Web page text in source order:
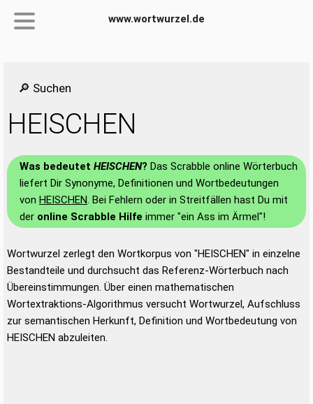
www.wortwurzel.de
🔎 Suchen
HEISCHEN
Was bedeutet HEISCHEN? Das Scrabble online Wörterbuch
liefert Dir Synonyme, Definitionen und Wortbedeutungen
von HEISCHEN. Bei Fehlern oder in Streitfällen hast Du mit
der online Scrabble Hilfe immer "ein Ass im Ärmel"!
Wortwurzel zerlegt den Wortkorpus von "HEISCHEN" in einzelne
Bestandteile und durchsucht das Referenz-Wörterbuch nach
Übereinstimmungen. Über einen mathematischen
Wortextraktions-Algorithmus versucht Wortwurzel, Aufschluss
zur semantischen Herkunft, Definition und Wortbedeutung von
HEISCHEN abzuleiten.